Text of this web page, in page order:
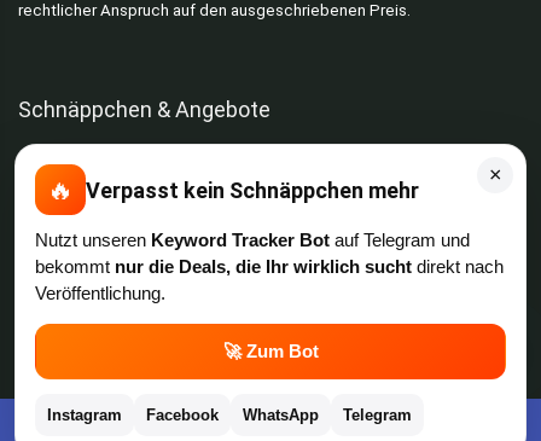
rechtlicher Anspruch auf den ausgeschriebenen Preis.
Schnäppchen & Angebote
Alle Schnäppchen
Lidl Sonderverkauf
Amazon Spar-Abo
AOK Gratisgeschenke
×
🔥 Verpasst kein Schnäppchen mehr
Nutzt unseren Keyword Tracker Bot auf Telegram und
bekommt nur die Deals, die Ihr wirklich sucht direkt nach
Veröffentlichung.
🚀 Zum Bot
Instagram Facebook WhatsApp Telegram